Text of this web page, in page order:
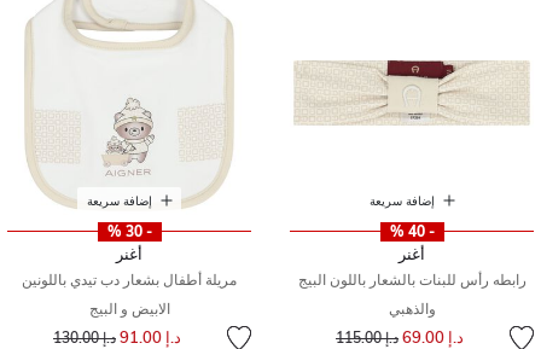
إضافة سريعة
- 40 %
أغنر
رابطه رأس للبنات بالشعار باللون البيج
والذهبي
د.إ 69.00 سعر مخفض مند.إ 115.00
إضافة سريعة
- 30 %
أغنر
مريلة أطفال بشعار دب تيدي باللونين
الابيض و البيج
د.إ 91.00 سعر مخفض من
د.إ 130.00 إلى